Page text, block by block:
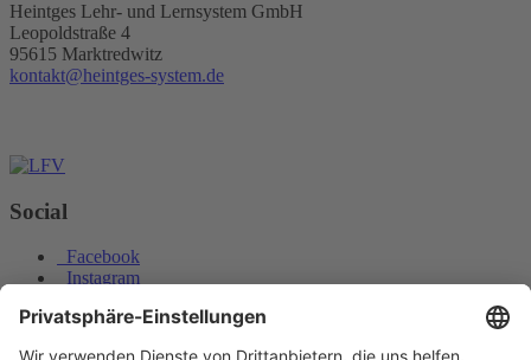
Heintges Lehr- und Lernsystem GmbH
Leopoldstraße 4
95615 Marktredwitz
kontakt@heintges-system.de
Social
Facebook
Instagram